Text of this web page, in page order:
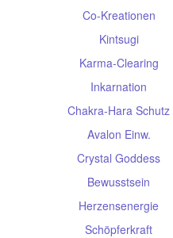
Co-Kreationen
Kintsugi
Karma-Clearing
Inkarnation
Chakra-Hara Schutz
Avalon Einw.
Crystal Goddess
Bewusstsein
Herzensenergie
Schöpferkraft